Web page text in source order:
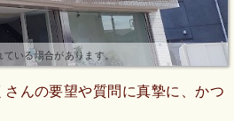
ている場合があります。
んの要望や質問に真摯に、かつ